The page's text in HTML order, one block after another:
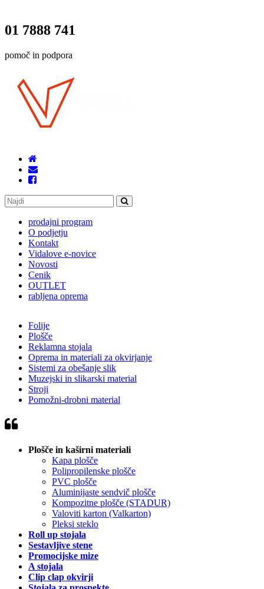
01 7888 741
pomoč in podpora
prodajni program
O podjetju
Kontakt
Vidalove e-novice
Novosti
Cenik
OUTLET
rabljena oprema
Folije
Plošče
Reklamna stojala
Oprema in materiali za okvirjanje
Sistemi za obešanje slik
Muzejski in slikarski material
Stroji
Pomožni-drobni material
Plošče in kaširni materiali
Kapa plošče
Polipropilenske plošče
PVC plošče
Aluminijaste sendvič plošče
Kompozitne plošče (STADUR)
Valoviti karton (Valkarton)
Pleksi steklo
Roll up stojala
Sestavljive stene
Promocijske mize
A stojala
Clip clap okvirji